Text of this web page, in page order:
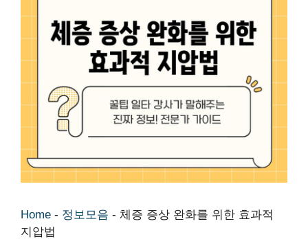
Home - 정보모음 - 체증 증상 완화를 위한 효과적
지압법